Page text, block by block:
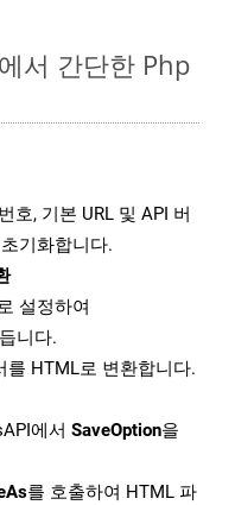
서 간단한 Php
호, 기본 URL 및 API 버
기화합니다.
설정하여
니다.
를 HTML로 변환합니다.
에서 SaveOption을
를 호출하여 HTML 파